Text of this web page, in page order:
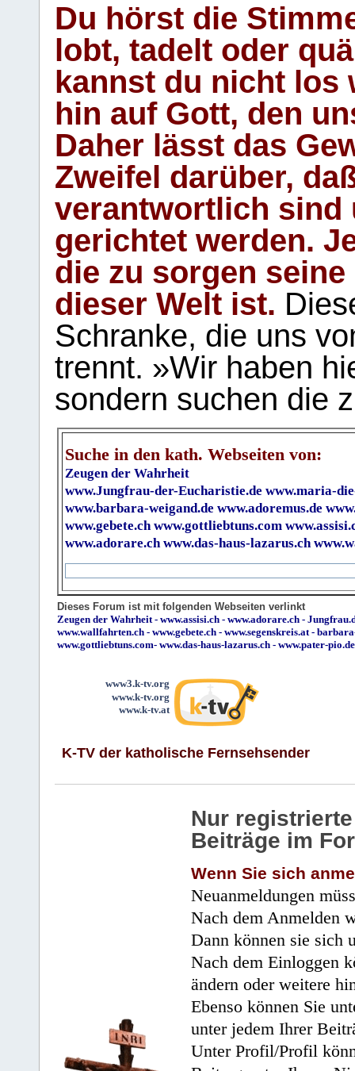
Du hörst die
lobt, tadelt oder
kannst du nicht los
hin auf Gott, den
Daher lässt das
Zweifel darüber,
verantwortlich sind
gerichtet werden.
die zu sorgen
dieser Welt ist.
Schranke, die uns
trennt. »Wir haben
sondern suchen die
Suche in den kath. Webseiten von:
Zeugen der Wahrheit
www.Jungfrau-der-Eucharistie.de www.maria-
www.barbara-weigand.de www.adoremus.de
www.gebete.ch www.gottliebtuns.com
www.adorare.ch www.das-haus-lazarus.ch
Dieses Forum ist mit folgenden Webseiten verlinkt
Zeugen der Wahrheit - www.assisi.ch - www.adorare.ch -
www.wallfahrten.ch - www.gebete.ch - www.segenskreis.at -
www.gottliebtuns.com- www.das-haus-lazarus.ch - www.pater-pio.de
www3.k-tv.org
www.k-tv.org
www.k-tv.at
K-TV der katholische Fernsehsender
Nur
Beiträge im
Wenn Sie sich
Neuanmeldungen
Nach dem Anmelden
Dann können sie sich
Nach dem Einloggen
ändern oder weitere
Ebenso können Sie
unter jedem Ihrer
Unter Profil/Profil